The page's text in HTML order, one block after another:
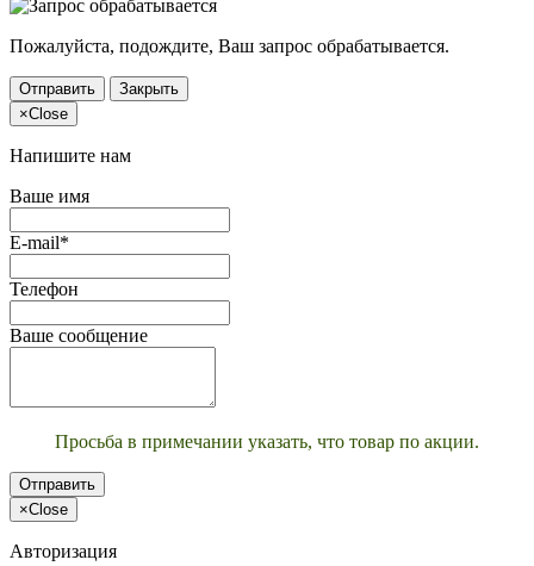
Пожалуйста, подождите, Ваш запрос обрабатывается.
Отправить
Закрыть
×Close
Напишите нам
Ваше имя
E-mail*
Телефон
Ваше сообщение
Просьба в примечании указать, что товар по акции.
Отправить
×Close
Авторизация